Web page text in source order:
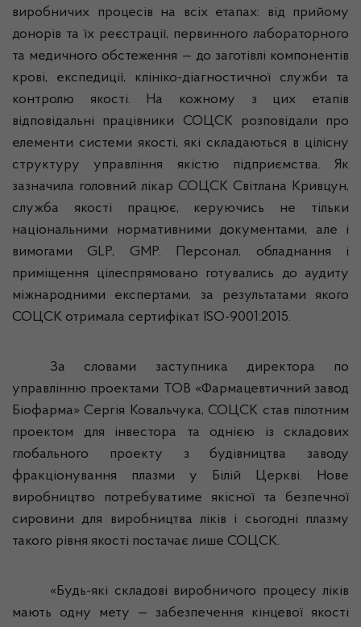
виробничих процесів на всіх етапах: від прийому
донорів та їх реєстрації, первинного лабораторного
та медичного обстеження — до заготівлі компонентів
крові, експедиції, клініко-діагностичної служби та
контролю якості. На кожному з цих етапів
відповідальні працівники СОЦСК розповідали про
елементи системи якості, які складаються в цілісну
структуру управління якістю підприємства. Як
зазначила головний лікар СОЦСК Світлана Кривцун,
служба якості працює, керуючись не тільки
національними нормативними документами, але і
вимогами GLP, GMP. Персонал, обладнання і
приміщення цілеспрямовано готувались до аудиту
міжнародними експертами, за результатами якого
СОЦСК отримала сертифікат ISO-9001:2015.
За словами заступника директора по
управлінню проектами ТОВ «Фармацевтичний завод
Біофарма» Сергія Ковальчука, СОЦСК став пілотним
проектом для інвестора та однією із складових
глобального проекту з будівництва заводу
фракціонування плазми у Білій Церкві. Нове
виробництво потребуватиме якісної та безпечної
сировини для виробництва ліків і сьогодні плазму
такого рівня якості постачає лише СОЦСК.
«Будь-які складові виробничого процесу ліків
мають одну мету — забезпечення кінцевої якості